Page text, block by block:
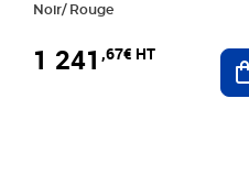
Noir/ Rouge
1 241 ,67€ HT